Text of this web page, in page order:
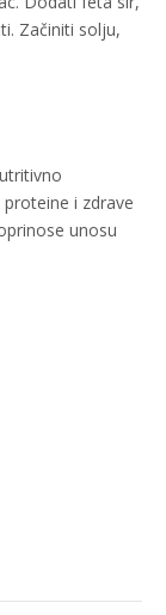
Začiniti solju,
i zdrave
unosu